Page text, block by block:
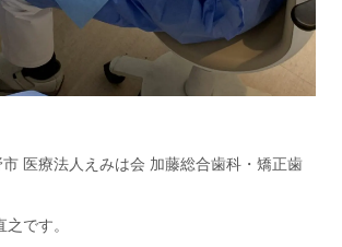
医療法人えみは会 加藤総合歯科・矯正歯
です。